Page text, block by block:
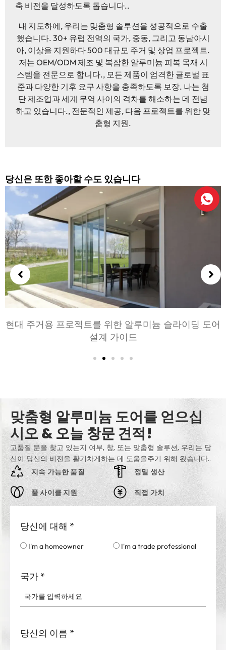
축 비전을 달성하도록 돕습니다..
내 지도하에, 우리는 맞춤형 솔루션을 성공적으로 수출
했습니다. 30+ 유럽 ​​전역의 국가, 중동, 그리고 동남아시
아, 이상을 지원하다 500 대규모 주거 및 상업 프로젝트.
저는 OEM/ODM 제조 및 복잡한 알루미늄 피복 목재 시
스템을 전문으로 합니다., 모든 제품이 엄격한 글로벌 표
준과 다양한 기후 요구 사항을 충족하도록 보장. 나는 첨
단 제조업과 세계 무역 사이의 격차를 해소하는 데 전념
하고 있습니다., 전문적인 제공, 다음 프로젝트를 위한 맞
춤형 지원.
당신은 또한 좋아할 수도 있습니다
현대 주거용 프로젝트를 위한 알루미늄 슬라이딩 도어
설계 가이드
맞춤형 알루미늄 도어를 얻으십
시오 & 오늘 창문 견적!
고품질 문을 찾고 있는지 여부, 창, 또는 맞춤형 솔루션, 우리는 당
신이 당신의 비전을 활기차게하는 데 도움을주기 위해 왔습니다..
지속 가능한 품질
풀 사이클 지원
정밀 생산
직접 가치
당신에 대해 *
I'm a homeowner I'm a trade professional
국가 *
당신의 이름 *